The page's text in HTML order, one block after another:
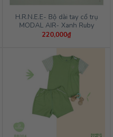
H.R.N.E.E- Bộ dài tay cổ trụ
MODAL AIR- Xanh Ruby
220,000₫